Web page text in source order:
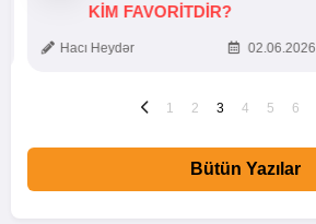
KIM FAVORITDIR?
Hacı Heydər 02.06.2026
1 2 3 4 5 6
Bütün Yazılar